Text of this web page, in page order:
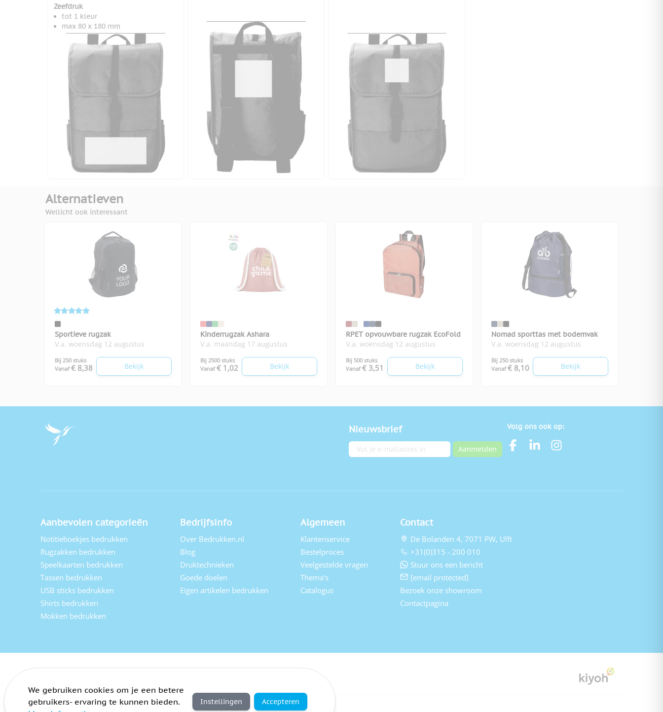
Zeefdruk
tot 1 kleur
max 80 x 180 mm
Alternatieven
Wellicht ook interessant
Sportieve rugzak
V.a. woensdag 12 augustus
Bij 250 stuks
Vanaf € 8,38 Bekijk
Kinderrugzak Ashara
V.a. maandag 17 augustus
Bij 2500 stuks
Vanaf € 1,02 Bekijk
RPET opvouwbare rugzak EcoFold
V.a. woensdag 12 augustus
Bij 500 stuks
Vanaf € 3,51 Bekijk
Nomad sporttas met bodemvak
V.a. woensdag 12 augustus
Bij 250 stuks
Vanaf € 8,10 Bekijk
Nieuwsbrief
E-mailadres Aanmelden
Volg ons ook op:
Aanbevolen categorieën
Notitieboekjes bedrukken
Rugzakken bedrukken
Speelkaarten bedrukken
Tassen bedrukken
USB sticks bedrukken
Shirts bedrukken
Mokken bedrukken
Bedrijfsinfo
Over Bedrukken.nl
Blog
Druktechnieken
Goede doelen
Eigen artikelen bedrukken
Algemeen
Klantenservice
Bestelproces
Veelgestelde vragen
Thema's
Catalogus
Contact
De Bolanden 4, 7071 PW, Ulft
+31(0)315 - 200 010
Stuur ons een bericht
[email protected]
Bezoek onze showroom
Contactpagina
We gebruiken cookies om je een betere
gebruikers- ervaring te kunnen bieden.
Instellingen Accepteren